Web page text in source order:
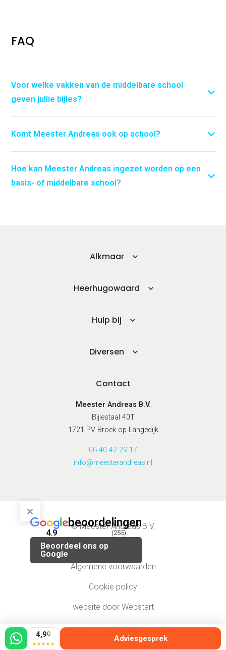
FAQ
Voor welke vakken van de middelbare school
geven jullie bijles?
Nederlands, Engels, Duits, Turks, Latijn, Grieks, Spaans,
Komt Meester Andreas ook op school?
Hoe kan Meester Andreas ingezet worden op een
basis- of middelbare school?
Alkmaar
Heerhugowaard
Hulp bij
Diversen
Contact
Meester Andreas B.V.
Bijlestaal 40T
1721 PV Broek op Langedijk
06 40 42 29 17
info@meesterandreas.nl
© Meester Andreas B.V.
Privacybeleid
Algemene voorwaarden
Cookie policy
website door Webstart
beoordelingen
4.9 (255)
Beoordeel ons op
Google
4,9G
★★★★★
Adviesgesprek